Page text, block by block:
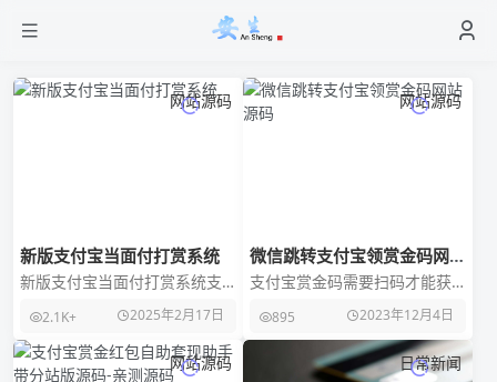
网站源码
新版支付宝当面付打赏系统
新版支付宝当面付打赏系统支
持自定义金额打赏，集成支付
宝当面付功能，支付安全便
捷。前台展示打赏排行榜，
2.1K+ 2025年2月17日
网站源码
微信跳转支付宝领赏金码网站
源码
支付宝赏金码需要扫码才能获
取朋友圈群发转化都很差使用
微信链接，用户一次点直接领
取目前会做的人不多，高
895 2023年12月4日
网站源码 日常新闻